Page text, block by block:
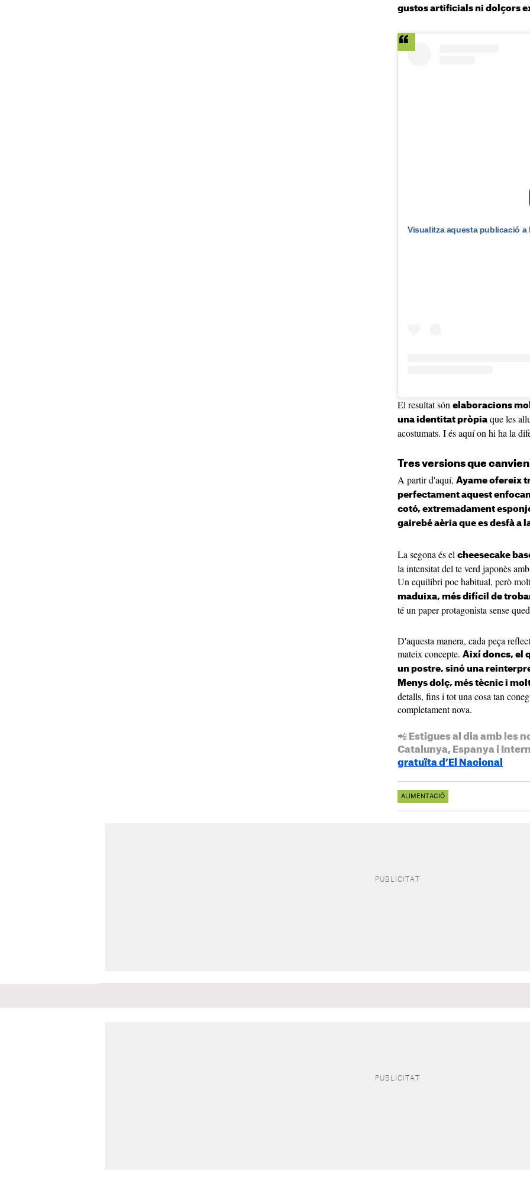
gustos artificials ni dolçors
Visualitza aquesta publicació a
El resultat són elaboracions
una identitat pròpia que les
acostumats. I és aquí on hi ha la
Tres versions que
A partir d'aquí, Ayame ofereix
perfectament aquest
cotó, extremadament
gairebé aèria que es desfà a
La segona és el cheesecake
la intensitat del te verd japonès
Un equilibri poc habitual, però
maduixa, més difícil de
té un paper protagonista sense
D'aquesta manera, cada peça
mateix concepte. Així doncs, el
un postre, sinó una
Menys dolç, més tècnic i
detalls, fins i tot una cosa tan
completament nova.
📲 Estigues al dia amb les
Catalunya, Espanya i
gratuïta d’El Nacional
ALIMENTACIÓ